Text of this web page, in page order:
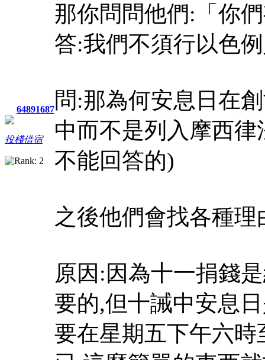
64891687
投棧借宿
那你問問他們:「你
答:我們不須行以色
問:那為何安息日在
中而不是列入摩西
不能回答的)
之後他們會找各種
原因:因為十一捐錢
要的,但十誡中安息
要在星期五下午六